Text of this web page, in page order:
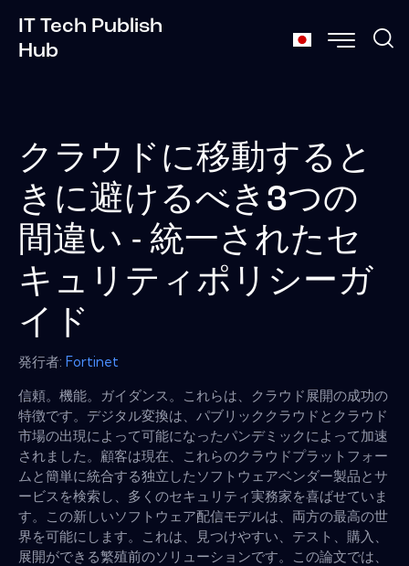
IT Tech Publish
Hub
クラウドに移動すると
きに避けるべき3つの
間違い - 統一されたセ
キュリティポリシーガ
イド
発行者: Fortinet
信頼。機能。ガイダンス。これらは、クラウド展開の成功の
特徴です。デジタル変換は、パブリッククラウドとクラウド
市場の出現によって可能になったパンデミックによって加速
されました。顧客は現在、これらのクラウドプラットフォー
ムと簡単に統合する独立したソフトウェアベンダー製品とサ
ービスを検索し、多くのセキュリティ実務家を喜ばせていま
す。この新しいソフトウェア配信モデルは、両方の最高の世
界を可能にします。これは、見つけやすい、テスト、購入、
展開ができる繁殖前のソリューションです。この論文では、